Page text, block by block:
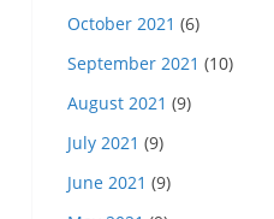
October 2021 (6)
September 2021 (10)
August 2021 (9)
July 2021 (9)
June 2021 (9)